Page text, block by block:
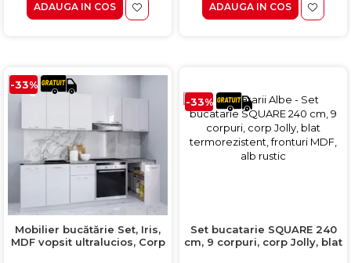
ADAUGA IN COS ADAUGA IN COS
-33%
Mobilier bucătărie Set, Iris,
MDF vopsit ultralucios, Corp
-33%
Set bucatarie SQUARE 240
cm, 9 corpuri, corp Jolly, blat